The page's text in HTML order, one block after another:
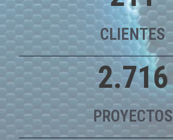
CLIENTES
2.716
PROYECTOS